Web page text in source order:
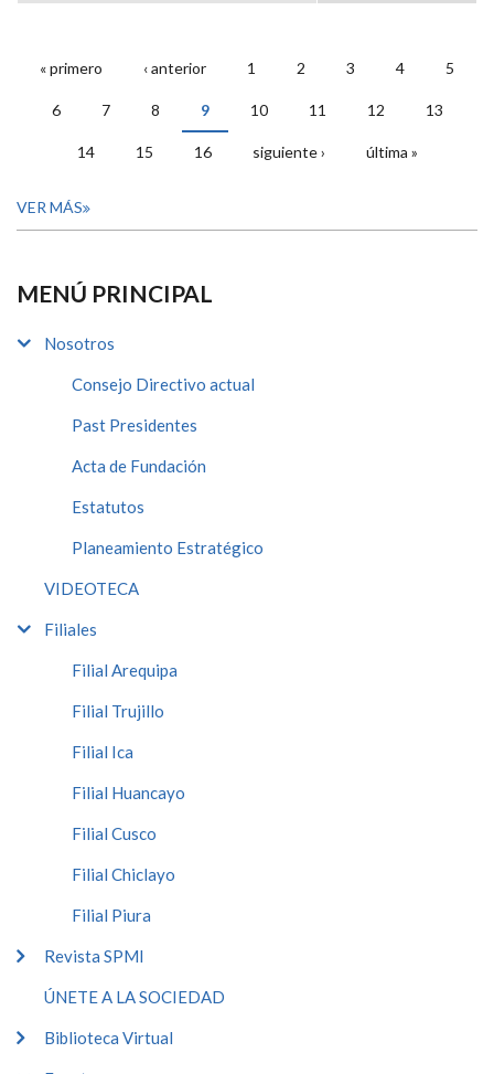
PÁGINAS
« primero ‹ anterior 1 2 3 4 5
6 7 8 9 10 11 12 13
14 15 16 siguiente › última »
VER MÁS
MENÚ PRINCIPAL
Nosotros
Consejo Directivo actual
Past Presidentes
Acta de Fundación
Estatutos
Planeamiento Estratégico
VIDEOTECA
Filiales
Filial Arequipa
Filial Trujillo
Filial Ica
Filial Huancayo
Filial Cusco
Filial Chiclayo
Filial Piura
Revista SPMI
ÚNETE A LA SOCIEDAD
Biblioteca Virtual